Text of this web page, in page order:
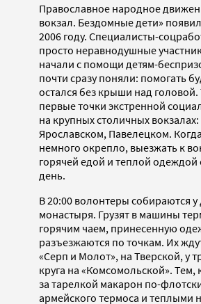
Православное народное
вокзал. Бездомные дети»
2006 году. Специалисты-
просто неравнодушные
начали с помощи детям-
почти сразу поняли: помогать
остался без крыши над
первые точки экстренной
на крупных столичных
Ярославском, Павелецком.
немного окрепло, выезжать к
горячей едой и теплой
день.
В 20:00 волонтеры собираются
монастыря. Грузят в машины
горячим чаем, принесенную
разъезжаются по точкам. Их
«Серп и Молот», на Тверской, у
круга на «Комсомольской». Тем,
за тарелкой макарон по-
армейского термоса и теплыми